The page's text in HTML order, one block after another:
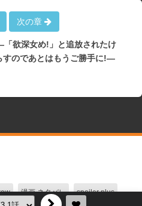
次の章
欲深女め!」と追放されたけ
すのであとはもうご勝手に!―
漫画 ネタバレ spoiler plus